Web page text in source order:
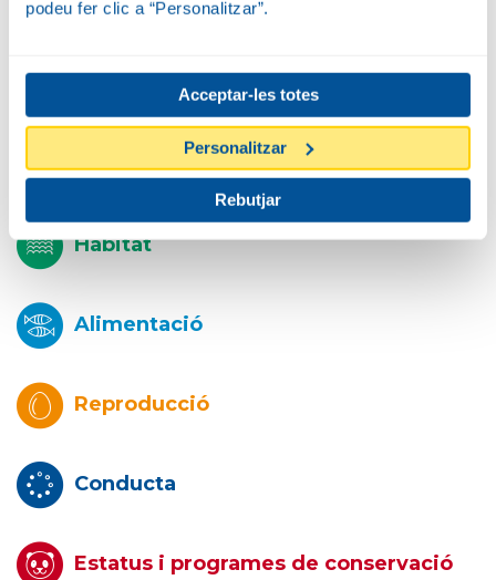
podeu fer clic a “Personalitzar”.
Acceptar-les totes
Personalitzar
Rebutjar
Biologia
Descripció
Hàbitat
Alimentació
Reproducció
Conducta
Estatus i programes de conservació